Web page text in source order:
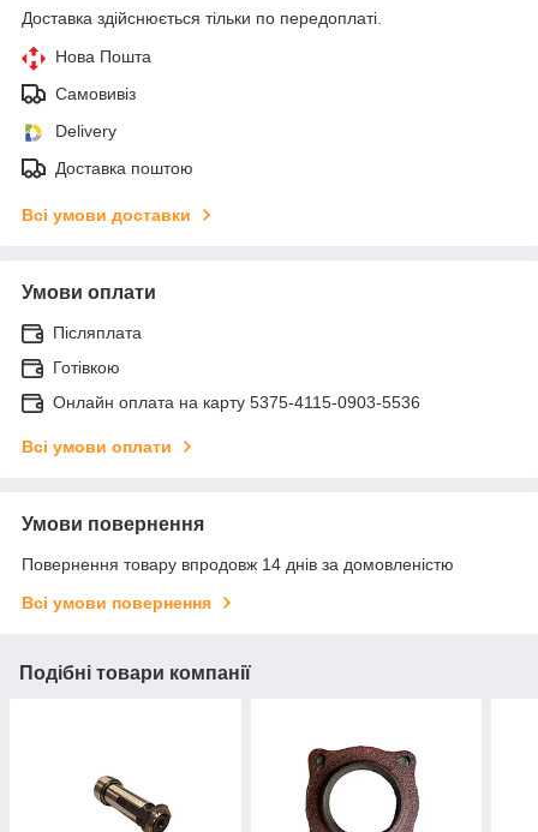
Доставка здійснюється тільки по передоплаті.
Нова Пошта
Самовивіз
Delivery
Доставка поштою
Всі умови доставки
Умови оплати
Післяплата
Готівкою
Онлайн оплата на карту 5375-4115-0903-5536
Всі умови оплати
Умови повернення
Повернення товару впродовж 14 днів за домовленістю
Всі умови повернення
Подібні товари компанії